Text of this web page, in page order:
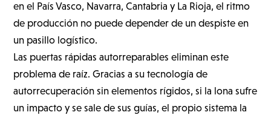
en el País Vasco, Navarra, Cantabria y La Rioja, el ritmo
de producción no puede depender de un despiste en
un pasillo logístico.
Las puertas rápidas autorreparables eliminan este
problema de raíz. Gracias a su tecnología de
autorrecuperación sin elementos rígidos, si la lona sufre
un impacto y se sale de sus guías, el propio sistema la